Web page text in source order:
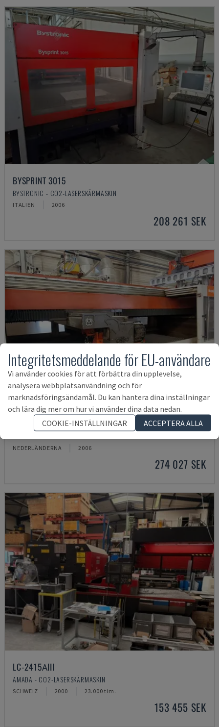
BYSPRINT 3015
BYSTRONIC - CO2-LASERSKÄRMASKIN
ITALIEN 2006
208 261 SEK
BYSPEED 3015
NEDERLÄNDERNA 2006
274 027 SEK
LC-2415ΑIII
AMADA - CO2-LASERSKÄRMASKIN
SCHWEIZ 2000 23.000 tim.
153 455 SEK
Integritetsmeddelande för EU-användare
Vi använder cookies för att förbättra din upplevelse,
analysera webbplatsanvändning och för
marknadsföringsändamål. Du kan hantera dina inställningar
och lära dig mer om hur vi använder dina data nedan.
COOKIE-INSTÄLLNINGAR
ACCEPTERA ALLA